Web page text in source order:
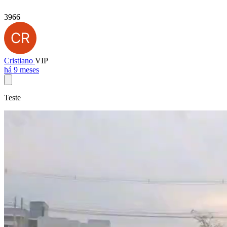
3966
Cristiano VIP
há 9 meses
Teste